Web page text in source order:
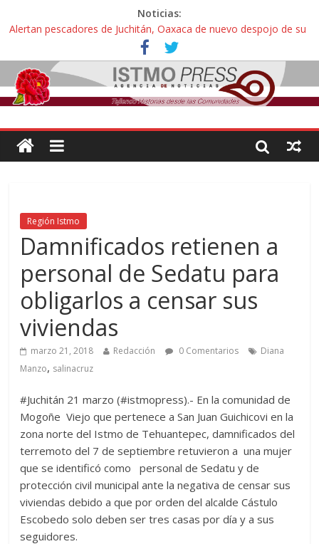
Noticias:
Alertan pescadores de Juchitán, Oaxaca de nuevo despojo de su
territorio para construir un parque eólico
Pescadores y comuneros ikoots detienen la extracción ilegal de
material pétreo de gravera Oyamel
Un nuevo derrame de hidrocarburo afecta a Salina Cruz, Oaxaca;
ahora pescadores de Salinas del Marqués denuncian daños de
🎧Capítulo 2 : CUIDAR A MI HIJA CON SÍNDROME DE DOWN
Familiares de periodista Alejandro Leyva asesinado en Oaxaca
Región Istmo
Damnificados retienen a
personal de Sedatu para
obligarlos a censar sus
viviendas
marzo 21, 2018 Redacción 0 Comentarios
Diana
Manzo, salinacruz
#Juchitán 21 marzo (#istmopress).- En la comunidad de
Mogoñe Viejo que pertenece a San Juan Guichicovi en la
zona norte del Istmo de Tehuantepec, damnificados del
terremoto del 7 de septiembre retuvieron a una mujer
que se identificó como personal de Sedatu y de
protección civil municipal ante la negativa de censar sus
viviendas debido a que por orden del alcalde Cástulo
Escobedo solo deben ser tres casas por día y a sus
seguidores.